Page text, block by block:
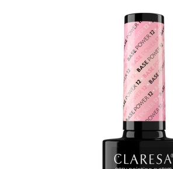
No tengo cuenta aquí
Al crear una cuenta
rápidamente, revisar
ENGLISH
Ines
colori